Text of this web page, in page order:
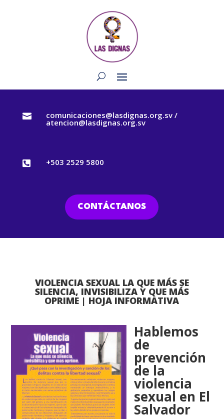
 comunicaciones@lasdignas.org.sv /
atencion@lasdignas.org.sv
 +503 2529 5800
CONTÁCTANOS
VIOLENCIA SEXUAL LA QUE MÁS SE
SILENCIA, INVISIBILIZA Y QUE MÁS
OPRIME | HOJA INFORMATIVA
Hablemos
de
prevención
de la
violencia
sexual en El
Salvador